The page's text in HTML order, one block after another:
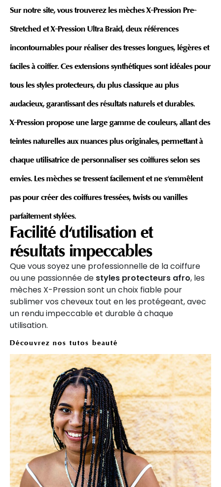
Sur notre site, vous trouverez les mèchesX-Pression Pre-
Stretched etX-Pression Ultra Braid, deux références
incontournables pour réaliser destresses longues, légères et
faciles à coiffer. Ces extensions synthétiques sont idéales pour
tous les styles protecteurs, du plus classique au plus
audacieux, garantissant des résultats naturels et durables.
X-Pression propose une large gamme de couleurs, allant des
teintes naturelles aux nuances plus originales, permettant à
chaque utilisatrice de personnaliser ses coiffures selon ses
envies. Les mèches se tressent facilement et ne s'emmêlent
pas pour créer descoiffures tressées, twists ou vanilles
parfaitement stylées.
Facilité d'utilisation et
résultats impeccables
Que vous soyez une professionnelle de la coiffure
ou une passionnée de styles protecteurs afro, les
mèches X-Pression sont un choix fiable pour
sublimer vos cheveux tout en les protégeant, avec
un rendu impeccable et durable à chaque
utilisation.
Découvrez nos tutos beauté